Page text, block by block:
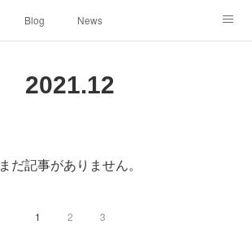
Blog News
2021.12
まだ記事がありません。
1 2 3